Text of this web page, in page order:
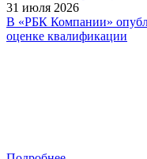
31 июля 2026
В «РБК Компании»
оценке квалификации